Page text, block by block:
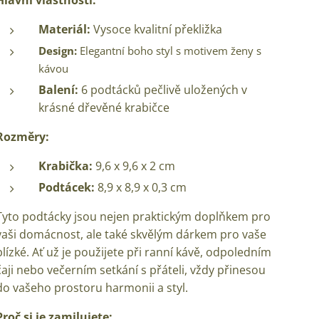
Materiál: Vysoce kvalitní překližka
Design: Elegantní boho styl s motivem ženy s
kávou
Balení: 6 podtácků pečlivě uložených v
krásné dřevěné krabičce
Krabička: 9,6 x 9,6 x 2 cm
Podtácek: 8,9 x 8,9 x 0,3 cm
podtácky jsou nejen praktickým doplňkem pro
domácnost, ale také skvělým dárkem pro vaše
Ať už je použijete při ranní kávě, odpoledním
nebo večerním setkání s přáteli, vždy přinesou
vašeho prostoru harmonii a styl.